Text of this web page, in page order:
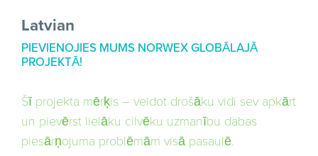
Latvian
PIEVIENOJIES MUMS NORWEX GLOBĀLAJĀ
PROJEKTĀ!
Šī projekta mērķis – veidot drošāku vidi sev apkārt
un pievērst lielāku cilvēku uzmanību dabas
piesārņojuma problēmām visā pasaulē.